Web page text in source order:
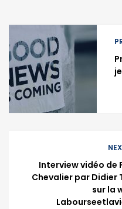
Interview vidéo de
Chevalier par Didier
sur la